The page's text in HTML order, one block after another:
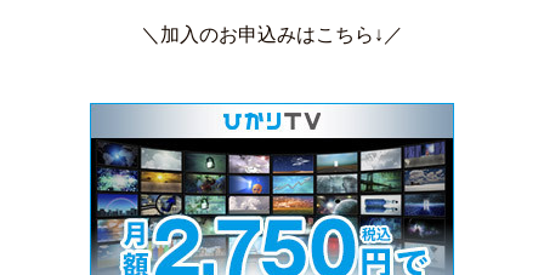
＼加入のお申込みはこちら↓／